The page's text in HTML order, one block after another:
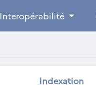
Interopérabilité
Indexation